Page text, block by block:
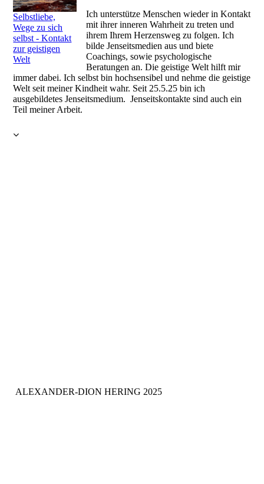
Selbstliebe,
Wege zu sich
selbst - Kontakt
zur geistigen
Welt
Ich unterstütze Menschen wieder in Kontakt
mit ihrer inneren Wahrheit zu treten und
ihrem Ihrem Herzensweg zu folgen. Ich
bilde Jenseitsmedien aus und biete
Coachings, sowie psychologische
Beratungen an. Die geistige Welt hilft mir
immer dabei. Ich selbst bin hochsensibel und nehme die geistige
Welt seit meiner Kindheit wahr. Seit 25.5.25 bin ich
ausgebildetes Jenseitsmedium. Jenseitskontakte sind auch ein
Teil meiner Arbeit.
ALEXANDER-DION HERING 2025